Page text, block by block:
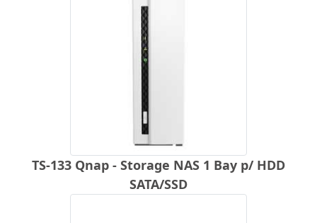
TS-133 Qnap - Storage NAS 1 Bay p/ HDD
SATA/SSD